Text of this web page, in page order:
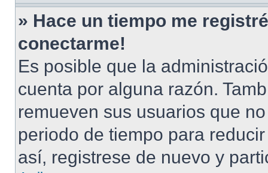
» Hace un tiempo me
conectarme!
Es posible que la
cuenta por alguna razón.
remueven sus usuarios que
periodo de tiempo para
así, registrese de nuevo y